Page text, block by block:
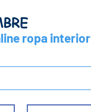
ropa interior